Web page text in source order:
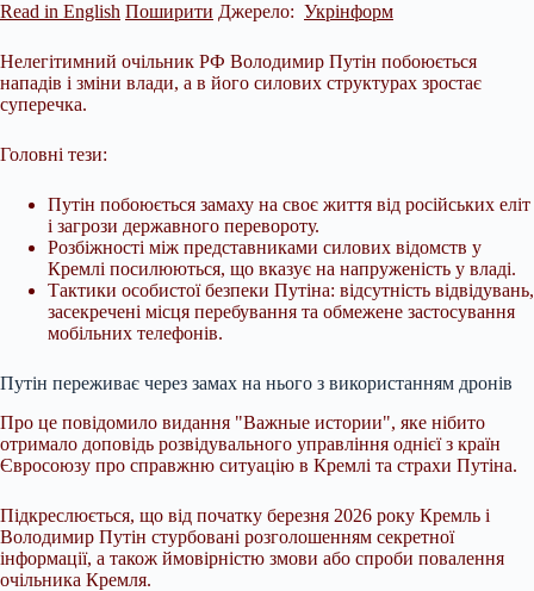
Read in English Поширити Джерело: Укрінформ
Нелегітимний очільник РФ Володимир Путін побоюється
нападів і зміни влади, а в його силових структурах зростає
суперечка.
Головні тези:
Путін побоюється замаху на своє життя від російських еліт
і загрози державного перевороту.
Розбіжності між представниками силових відомств у
Кремлі посилюються, що вказує на напруженість у владі.
Тактики особистої безпеки Путіна: відсутність відвідувань,
засекречені місця перебування та обмежене застосування
мобільних телефонів.
Путін переживає через замах на нього з використанням дронів
Про це повідомило видання "Важные истории", яке нібито
отримало доповідь розвідувального управління однієї з країн
Євросоюзу про справжню ситуацію в Кремлі та страхи Путіна.
Підкреслюється, що від початку березня 2026 року Кремль і
Володимир Путін стурбовані розголошенням секретної
інформації, а також ймовірністю змови або спроби повалення
очільника Кремля.